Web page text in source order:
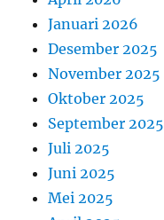
Januari 2026
Desember 2025
November 2025
Oktober 2025
September 2025
Juli 2025
Juni 2025
Mei 2025